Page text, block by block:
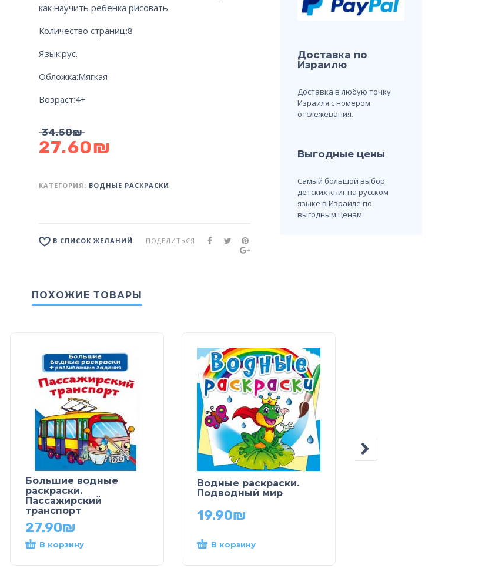
как научить ребенка рисовать.
Количество страниц:8
Язык:рус.
Обложка:Мягкая
Возраст:4+
34.50₪
27.60₪
КАТЕГОРИЯ: ВОДНЫЕ РАСКРАСКИ
В СПИСОК ЖЕЛАНИЙ ПОДЕЛИТЬСЯ
Доставка по
Израилю
Доставка в любую точку
Израиля с номером
отслежевания.
Выгодные цены
Самый большой выбор
детских книг на русском
языке в Израиле по
выгодным ценам.
ПОХОЖИЕ ТОВАРЫ
Большие водные
раскраски.
Пассажирский
транспорт
27.90₪
В корзину
Водные раскраски.
Подводный мир
19.90₪
В корзину